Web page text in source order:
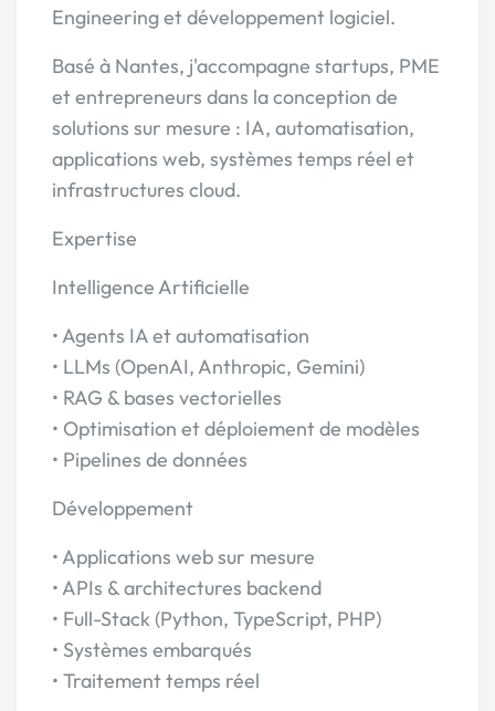
Engineering et développement logiciel.
Basé à Nantes, j'accompagne startups, PME
et entrepreneurs dans la conception de
solutions sur mesure : IA, automatisation,
applications web, systèmes temps réel et
infrastructures cloud.
Expertise
Intelligence Artificielle
• Agents IA et automatisation
• LLMs (OpenAI, Anthropic, Gemini)
• RAG & bases vectorielles
• Optimisation et déploiement de modèles
• Pipelines de données
Développement
• Applications web sur mesure
• APIs & architectures backend
• Full-Stack (Python, TypeScript, PHP)
• Systèmes embarqués
• Traitement temps réel